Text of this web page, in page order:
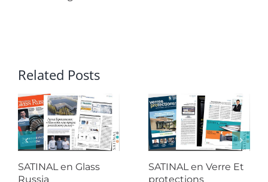
Related Posts
SATINAL en Glass
Russia
SATINAL en Verre Et
protections